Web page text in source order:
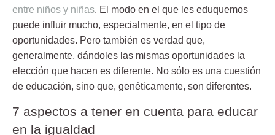
entre niños y niñas. El modo en el que les eduquemos
puede influir mucho, especialmente, en el tipo de
oportunidades. Pero también es verdad que,
generalmente, dándoles las mismas oportunidades la
elección que hacen es diferente. No sólo es una cuestión
de educación, sino que, genéticamente, son diferentes.
7 aspectos a tener en cuenta para educar
en la igualdad